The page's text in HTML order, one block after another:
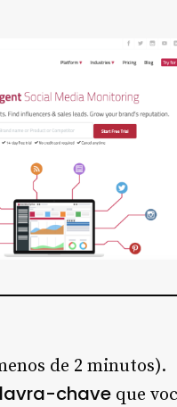
de 2 minutos).
chave que